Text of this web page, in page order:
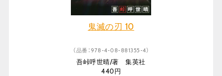
鬼滅の刃 10
（品番：978-4-08-881355-4）
吾峠呼世晴/著 集英社
440円